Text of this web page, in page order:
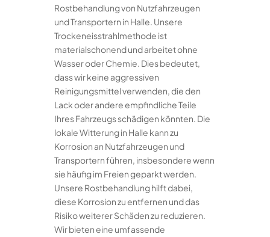
Rostbehandlung von Nutzfahrzeugen
und Transportern in Halle. Unsere
Trockeneisstrahlmethode ist
materialschonend und arbeitet ohne
Wasser oder Chemie. Dies bedeutet,
dass wir keine aggressiven
Reinigungsmittel verwenden, die den
Lack oder andere empfindliche Teile
Ihres Fahrzeugs schädigen könnten. Die
lokale Witterung in Halle kann zu
Korrosion an Nutzfahrzeugen und
Transportern führen, insbesondere wenn
sie häufig im Freien geparkt werden.
Unsere Rostbehandlung hilft dabei,
diese Korrosion zu entfernen und das
Risiko weiterer Schäden zu reduzieren.
Wir bieten eine umfassende